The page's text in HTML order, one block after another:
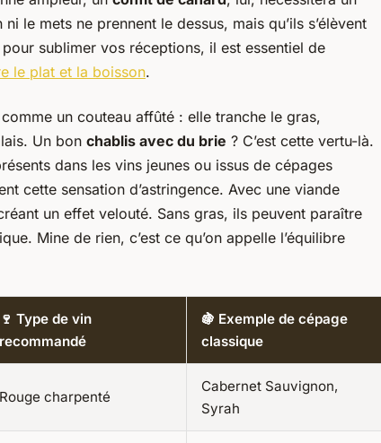
le mets ne prennent le dessus, mais qu’ils s’élèvent
pour sublimer vos réceptions, il est essentiel de
le plat et la boisson.
un couteau affûté : elle tranche le gras,
Un bon chablis avec du brie ? C’est cette vertu-là.
dans les vins jeunes ou issus de cépages
cette sensation d’astringence. Avec une viande
un effet velouté. Sans gras, ils peuvent paraître
Mine de rien, c’est ce qu’on appelle l’équilibre
🍷 Type de vin
recommandé
🍇 Exemple de cépage
classique
Rouge charpenté
Cabernet Sauvignon,
Syrah